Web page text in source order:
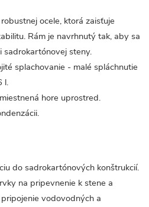
ocele, ktorá zaisťuje
Rám je navrhnutý tak, aby sa
sadrokartónovej steny.
splachovanie - malé spláchnutie
l.
hore uprostred.
do sadrokartónových konštrukcií.
na pripevnenie k stene a
vodovodných a